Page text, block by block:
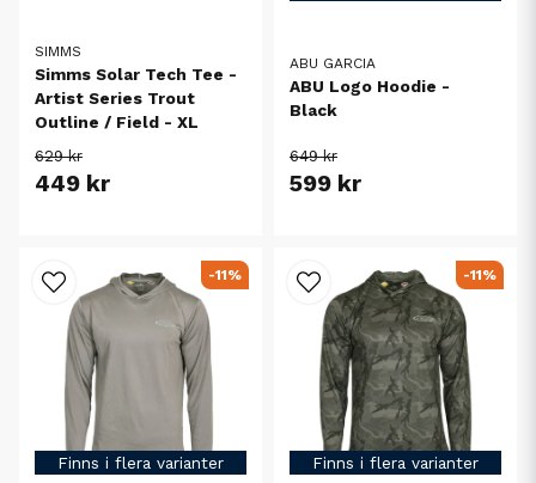
SIMMS
Simms Solar Tech Tee -
Artist Series Trout
Outline / Field - XL
629 kr
449 kr
ABU GARCIA
ABU Logo Hoodie -
Black
649 kr
599 kr
Finns i flera varianter
-11%
Finns i flera varianter
-11%